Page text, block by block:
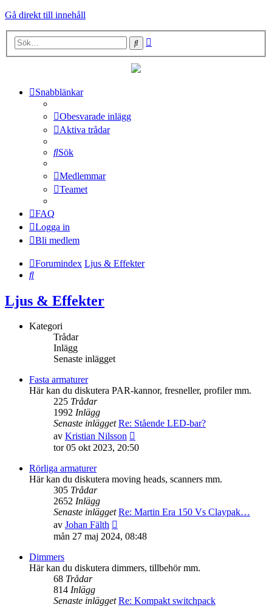
Gå direkt till innehåll
Sök
Snabblänkar
Obesvarade inlägg
Aktiva trådar
Sök
Medlemmar
Teamet
FAQ
Logga in
Bli medlem
Forumindex Ljus & Effekter
Sök
Ljus & Effekter
Kategori
Trådar
Inlägg
Senaste inlägget
Fasta armaturer
Här kan du diskutera PAR-kannor, fresneller, profiler mm.
225 Trådar
1992 Inlägg
Senaste inlägget Re: Stående LED-bar?
av Kristian Nilsson
till
inlägget
tor 05 okt 2023, 20:50
Rörliga armaturer
Här kan du diskutera moving heads, scanners mm.
305 Trådar
2652 Inlägg
Senaste inlägget Re: Martin Era 150 Vs Claypak…
av Johan Fälth
till
det
inlägget
mån 27 maj 2024, 08:48
Dimmers
Här kan du diskutera dimmers, tillbehör mm.
68 Trådar
814 Inlägg
Senaste inlägget Re: Kompakt switchpack